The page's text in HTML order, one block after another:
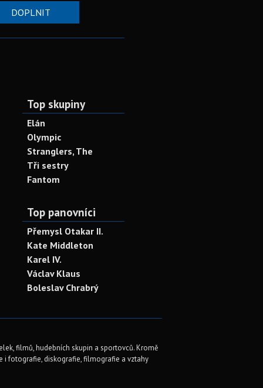
DOPLNIT
Top skupiny
Elán
Olympic
Stranglers, The
Tři sestry
Fantom
Top panovníci
Přemysl Otakar II.
Kate Middleton
Karel IV.
Václav Klaus
Boleslav Chrabrý
filmů, hudebních skupin a sportovců. Kromě
i fotografie, diskografie, filmografie a vztahy